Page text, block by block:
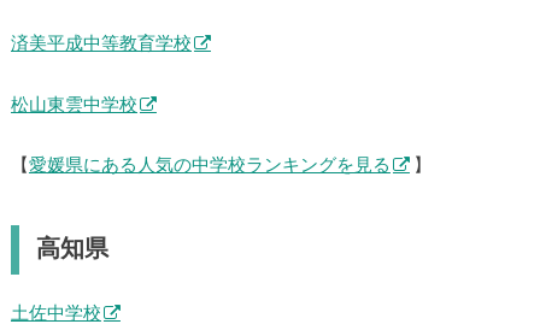
済美平成中等教育学校
松山東雲中学校
【 愛媛県にある人気の中学校ランキングを見る 】
高知県
土佐中学校